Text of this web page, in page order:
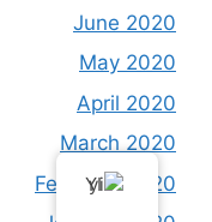
June 2020
May 2020
April 2020
March 2020
February 2020
YI